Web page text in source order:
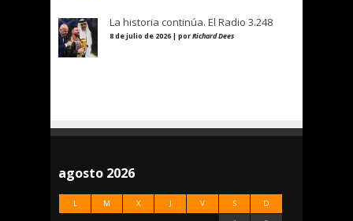
La historia continúa. El Radio 3.248
8 de julio de 2026 | porRichard Dees
agosto 2026
L M X J V S D